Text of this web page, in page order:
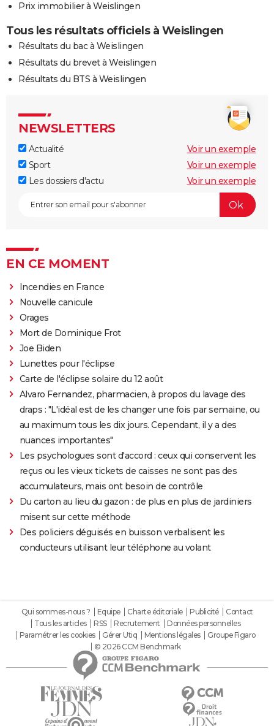
Prix immobilier à Weislingen
Tous les résultats officiels à Weislingen
Résultats du bac à Weislingen
Résultats du brevet à Weislingen
Résultats du BTS à Weislingen
NEWSLETTERS
Actualité
Voir un exemple
Sport
Voir un exemple
Les dossiers d'actu
Voir un exemple
EN CE MOMENT
Incendies en France
Nouvelle canicule
Orages
Mort de Dominique Frot
Joe Biden
Lunettes pour l'éclipse
Carte de l'éclipse solaire du 12 août
Alvaro Fernandez, pharmacien, à propos du lavage des
draps : "L'idéal est de les changer une fois par semaine, ou
au maximum tous les dix jours. Cependant, il y a des
nuances importantes"
Les psychologues sont d'accord : ceux qui conservent les
reçus ou les vieux tickets de caisses ne sont pas des
accumulateurs, mais ont besoin de contrôle
Du carton au lieu du gazon : de plus en plus de jardiniers
misent sur cette méthode
Des policiers déguisés en buisson verbalisent les
conducteurs utilisant leur téléphone au volant
Qui sommes-nous ? Equipe Charte éditoriale Publicité
Contact
Tous les articles
RSS Recrutement
Données personnelles
Paramétrer les cookies
Gérer Utiq Mentions légales
Groupe Figaro
© 2026 CCM Benchmark